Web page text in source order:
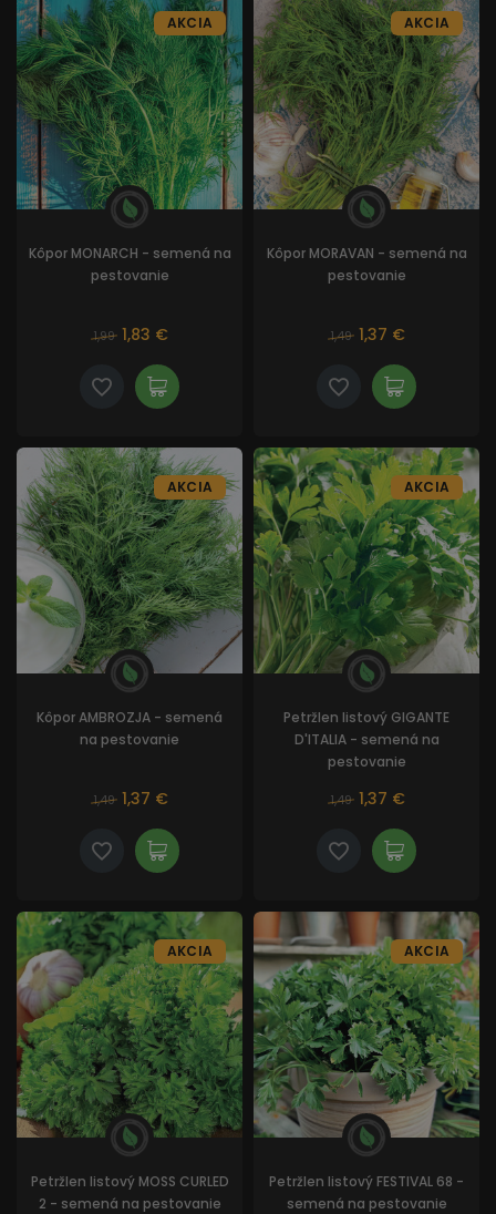
Kôpor MONARCH - semená na
pestovanie
1,99 1,83 €
AKCIA
Kôpor MORAVAN - semená na
pestovanie
1,49 1,37 €
AKCIA
Kôpor AMBROZJA - semená
na pestovanie
1,49 1,37 €
AKCIA
Petržlen listový GIGANTE
D'ITALIA - semená na
pestovanie
1,49 1,37 €
AKCIA
Petržlen listový MOSS CURLED
2 - semená na pestovanie
AKCIA
Petržlen listový FESTIVAL 68 -
semená na pestovanie
AKCIA